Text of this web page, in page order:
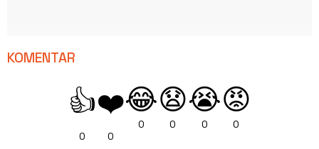
KOMENTAR
👍
0
❤️
0
😂
0
😧
0
😭
0
😡
0